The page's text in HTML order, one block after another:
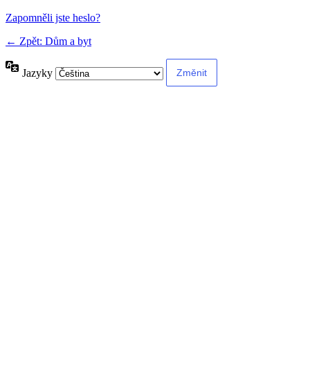
Alternative:
Zapomněli jste heslo?
← Zpět: Dům a byt
Jazyky